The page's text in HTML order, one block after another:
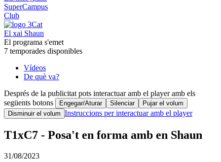
SuperCampus
Club
El xai Shaun
El programa s'emet
7 temporades disponibles
Vídeos
De què va?
Després de la publicitat pots interactuar amb el player amb els
següents botons
Engegar/Aturar Silenciar
Pujar el volum
Disminuir el volum Instruccions per interactuar amb el player
T1xC7 - Posa't en forma amb en Shaun
31/08/2023